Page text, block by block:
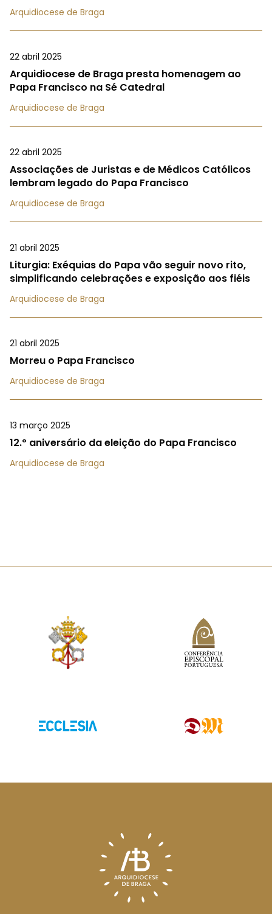
Arquidiocese de Braga
22 abril 2025
Arquidiocese de Braga presta homenagem ao
Papa Francisco na Sé Catedral
Arquidiocese de Braga
22 abril 2025
Associações de Juristas e de Médicos Católicos
lembram legado do Papa Francisco
Arquidiocese de Braga
21 abril 2025
Liturgia: Exéquias do Papa vão seguir novo rito,
simplificando celebrações e exposição aos fiéis
Arquidiocese de Braga
21 abril 2025
Morreu o Papa Francisco
Arquidiocese de Braga
13 março 2025
12.º aniversário da eleição do Papa Francisco
Arquidiocese de Braga